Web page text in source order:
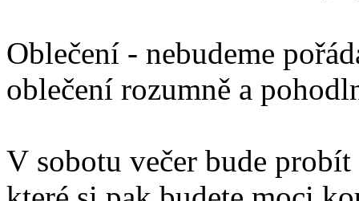
Oblečení - nebudeme
oblečení rozumně a
V sobotu večer bude